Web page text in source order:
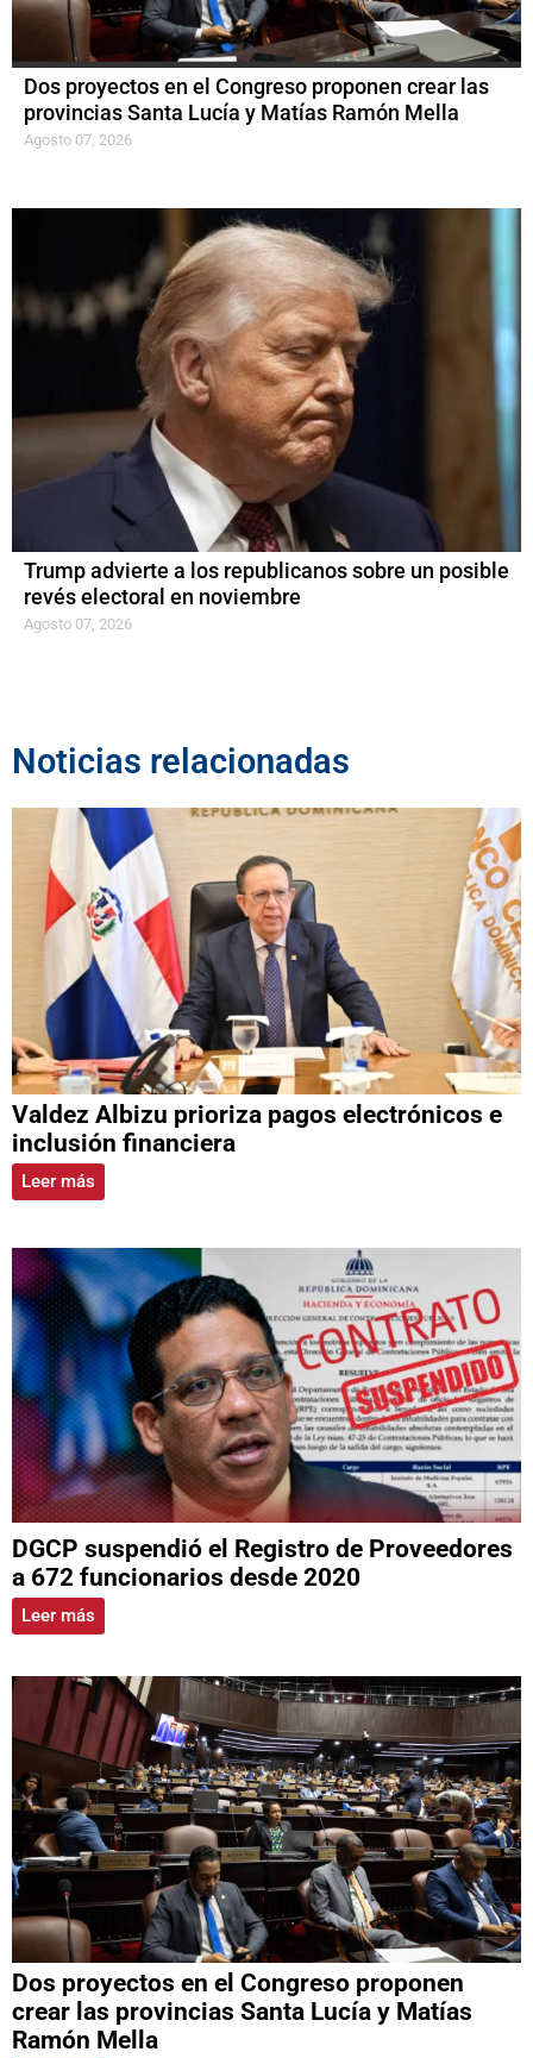
Dos proyectos en el Congreso proponen crear las
provincias Santa Lucía y Matías Ramón Mella
Agosto 07, 2026
Trump advierte a los republicanos sobre un posible
revés electoral en noviembre
Agosto 07, 2026
Noticias relacionadas
Valdez Albizu prioriza pagos electrónicos e
inclusión financiera
Leer más
DGCP suspendió el Registro de Proveedores
a 672 funcionarios desde 2020
Leer más
Dos proyectos en el Congreso proponen
crear las provincias Santa Lucía y Matías
Ramón Mella